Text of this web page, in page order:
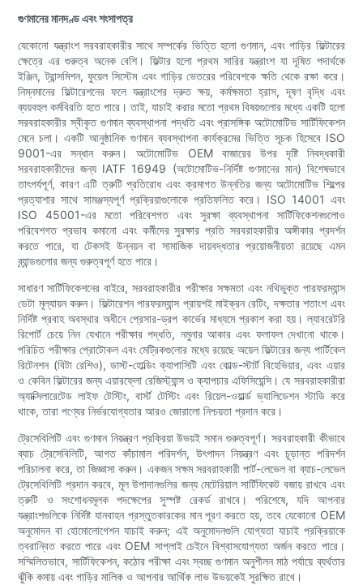
গুণমানের মানদণ্ড এবং শংসাপত্র
যেকোনো যন্ত্রাংশ সরবরাহকারীর সাথে সম্পর্কের ভিত্তি হলো গুণমান, এবং গাড়ির ফিল্টারের
ক্ষেত্রে এর গুরুত্ব অনেক বেশি। ফিল্টার হলো প্রথম সারির যন্ত্রাংশ যা দূষিত পদার্থকে
ইঞ্জিন, ট্রান্সমিশন, ফুয়েল সিস্টেম এবং গাড়ির ভেতরের পরিবেশকে ক্ষতি থেকে রক্ষা করে।
নিম্নমানের ফিল্টারেশনের ফলে যন্ত্রাংশের দ্রুত ক্ষয়, কর্মক্ষমতা হ্রাস, দূষণ বৃদ্ধি এবং
ব্যয়বহুল কর্মবিরতি হতে পারে। তাই, যাচাই করার মতো প্রথম বিষয়গুলোর মধ্যে একটি হলো
সরবরাহকারীর স্বীকৃত গুণমান ব্যবস্থাপনা পদ্ধতি এবং প্রাসঙ্গিক অটোমোটিভ সার্টিফিকেশন
মেনে চলা। একটি আনুষ্ঠানিক গুণমান ব্যবস্থাপনা কার্যক্রমের ভিত্তি সূচক হিসেবে ISO
9001-এর সন্ধান করুন। অটোমোটিভ OEM বাজারের উপর দৃষ্টি নিবদ্ধকারী
সরবরাহকারীদের জন্য IATF 16949 (অটোমোটিভ-নির্দিষ্ট গুণমানের মান) বিশেষভাবে
তাৎপর্যপূর্ণ, কারণ এটি ত্রুটি প্রতিরোধ এবং ক্রমাগত উন্নতির জন্য অটোমোটিভ শিল্পের
প্রত্যাশার সাথে সামঞ্জস্যপূর্ণ প্রক্রিয়াগুলোকে প্রতিফলিত করে। ISO 14001 এবং
ISO 45001-এর মতো পরিবেশগত এবং সুরক্ষা ব্যবস্থাপনা সার্টিফিকেশনগুলোও
পরিবেশগত প্রভাব কমানো এবং কর্মীদের সুরক্ষার প্রতি সরবরাহকারীর অঙ্গীকার প্রদর্শন
করতে পারে, যা টেকসই উন্নয়ন বা সামাজিক দায়বদ্ধতার প্রয়োজনীয়তা রয়েছে এমন
ব্র্যান্ডগুলোর জন্য গুরুত্বপূর্ণ হতে পারে।
সাধারণ সার্টিফিকেশনের বাইরে, সরবরাহকারীর পরীক্ষার সক্ষমতা এবং নথিভুক্ত পারফরম্যান্স
ডেটা মূল্যায়ন করুন। ফিল্টারেশন পারফরম্যান্স প্রায়শই মাইক্রন রেটিং, দক্ষতার শতাংশ এবং
নির্দিষ্ট প্রবাহ অবস্থার অধীনে প্রেসার-ড্রপ কার্ভের মাধ্যমে প্রকাশ করা হয়। ল্যাবরেটরি
রিপোর্ট চেয়ে নিন যেখানে পরীক্ষার পদ্ধতি, নমুনার আকার এবং ফলাফল দেখানো থাকে।
পরিচিত পরীক্ষার প্রোটোকল এবং মেট্রিকগুলোর মধ্যে রয়েছে অয়েল ফিল্টারের জন্য পার্টিকেল
রিটেনশন (বিটা রেশিও), ডাস্ট-হোল্ডিং ক্যাপাসিটি এবং কোল্ড-স্টার্ট বিহেভিয়ার, এবং এয়ার
ও কেবিন ফিল্টারের জন্য এয়ারফ্লো রেজিস্ট্যান্স ও ক্যাপচার এফিসিয়েন্সি। যে সরবরাহকারীরা
অ্যাক্সিলারেটেড লাইফ টেস্টিং, বার্স্ট টেস্টিং এবং রিয়েল-ওয়ার্ল্ড ভ্যালিডেশন স্টাডি করে
থাকে, তারা পণ্যের নির্ভরযোগ্যতার আরও জোরালো নিশ্চয়তা প্রদান করে।
ট্রেসেবিলিটি এবং গুণমান নিয়ন্ত্রণ প্রক্রিয়া উভয়ই সমান গুরুত্বপূর্ণ। সরবরাহকারী কীভাবে
ব্যাচ ট্রেসেবিলিটি, আগত কাঁচামাল পরিদর্শন, উৎপাদন নিয়ন্ত্রণ এবং চূড়ান্ত পরিদর্শন
পরিচালনা করে, তা জিজ্ঞাসা করুন। একজন সক্ষম সরবরাহকারী পার্ট-লেভেল বা ব্যাচ-লেভেল
ট্রেসেবিলিটি প্রদান করবে, মূল উপাদানগুলির জন্য মেটেরিয়াল সার্টিফিকেট বজায় রাখবে এবং
ত্রুটি ও সংশোধনমূলক পদক্ষেপের সুস্পষ্ট রেকর্ড রাখবে। পরিশেষে, যদি আপনার
যন্ত্রাংশগুলিকে নির্দিষ্ট যানবাহন প্রস্তুতকারকের মান পূরণ করতে হয়, তবে যেকোনো OEM
অনুমোদন বা হোমোলোগেশন যাচাই করুন; এই অনুমোদনগুলি যোগ্যতা যাচাই প্রক্রিয়াকে
ত্বরান্বিত করতে পারে এবং OEM সাপ্লাই চেইনে বিশ্বাসযোগ্যতা অর্জন করতে পারে।
সম্মিলিতভাবে, সার্টিফিকেশন, কঠোর পরীক্ষা এবং স্বচ্ছ গুণমান অনুশীলন মাঠ পর্যায়ে ব্যর্থতার
ঝুঁকি কমায় এবং গাড়ির মালিক ও আপনার আর্থিক লাভ উভয়কেই সুরক্ষিত রাখে।